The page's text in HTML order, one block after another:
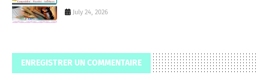
July 24, 2026
ENREGISTRER UN COMMENTAIRE